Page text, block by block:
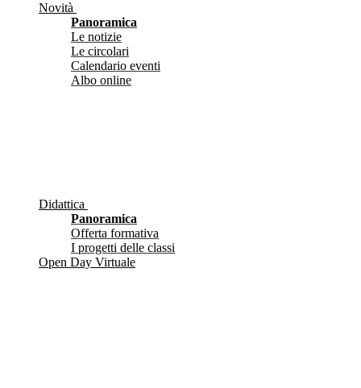
Novità
Panoramica
Le notizie
Le circolari
Calendario eventi
Albo online
Didattica
Panoramica
Offerta formativa
I progetti delle classi
Open Day Virtuale